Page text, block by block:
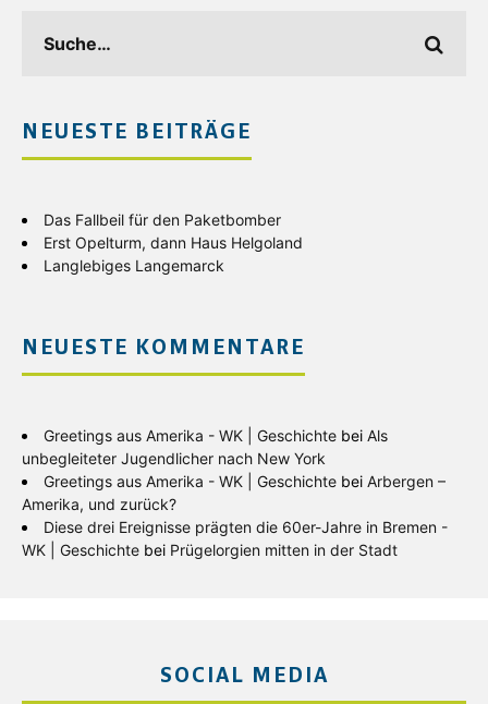
NEUESTE BEITRÄGE
Das Fallbeil für den Paketbomber
Erst Opelturm, dann Haus Helgoland
Langlebiges Langemarck
NEUESTE KOMMENTARE
Greetings aus Amerika - WK | Geschichte bei Als
unbegleiteter Jugendlicher nach New York
Greetings aus Amerika - WK | Geschichte bei Arbergen –
Amerika, und zurück?
Diese drei Ereignisse prägten die 60er-Jahre in Bremen -
WK | Geschichte bei Prügelorgien mitten in der Stadt
SOCIAL MEDIA